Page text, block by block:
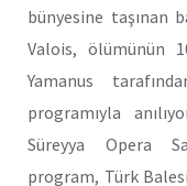
bünyesine taşınan
Valois, ölümünün
Yamanus
programıyla
Süreyya Opera
program, Türk